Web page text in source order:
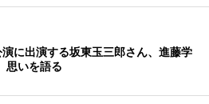
に出演する坂東玉三郎さん、進藤学
いを語る